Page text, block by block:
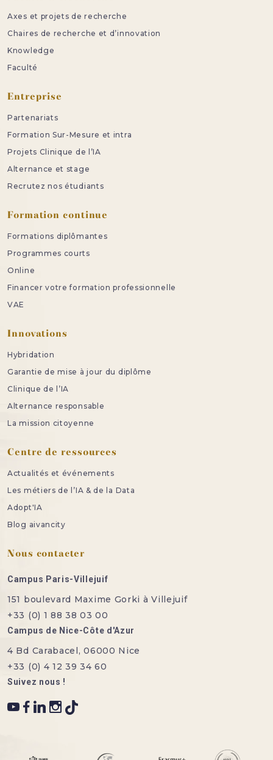
Axes et projets de recherche
Chaires de recherche et d’innovation
Knowledge
Faculté
Entreprise
Partenariats
Formation Sur-Mesure et intra
Projets Clinique de l’IA
Alternance et stage
Recrutez nos étudiants
Formation continue
Formations diplômantes
Programmes courts
Online
Financer votre formation professionnelle
VAE
Innovations
Hybridation
Garantie de mise à jour du diplôme
Clinique de l’IA
Alternance responsable
La mission citoyenne
Centre de ressources
Actualités et événements
Les métiers de l’IA & de la Data
Adopt'IA
Blog aivancity
Nous contacter
Campus Paris-Villejuif
151 boulevard Maxime Gorki à Villejuif
+33 (0) 1 88 38 03 00
Campus de Nice-Côte d'Azur
4 Bd Carabacel, 06000 Nice
+33 (0) 4 12 39 34 60
Suivez nous !